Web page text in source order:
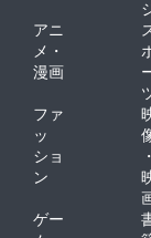
アニ
メ・
漫画
ファ
ッ
ショ
ン
・
ゲー